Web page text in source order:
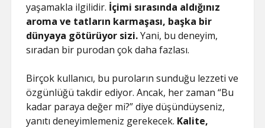
yaşamakla ilgilidir. İçimi sırasında aldığınız
aroma ve tatların karmaşası, başka bir
dünyaya götürüyor sizi.Yani, bu deneyim,
sıradan bir purodan çok daha fazlası.
Birçok kullanıcı, bu puroların sunduğu lezzeti ve
özgünlüğü takdir ediyor. Ancak, her zaman “Bu
kadar paraya değer mi?” diye düşündüyseniz,
yanıtı deneyimlemeniz gerekecek. Kalite,